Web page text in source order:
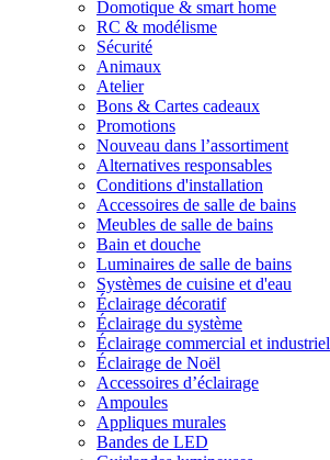
Domotique & smart home
RC & modélisme
Sécurité
Animaux
Atelier
Bons & Cartes cadeaux
Promotions
Nouveau dans l’assortiment
Alternatives responsables
Conditions d'installation
Accessoires de salle de bains
Meubles de salle de bains
Bain et douche
Luminaires de salle de bains
Systèmes de cuisine et d'eau
Éclairage décoratif
Éclairage du système
Éclairage commercial et industriel
Éclairage de Noël
Accessoires d’éclairage
Ampoules
Appliques murales
Bandes de LED